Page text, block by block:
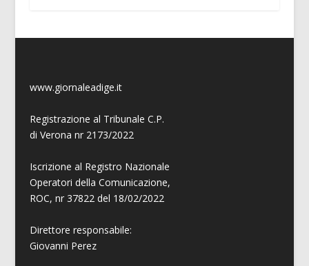
www.giornaleadige.it
Registrazione al Tribunale C.P.
di Verona nr 2173/2022
Iscrizione al Registro Nazionale
Operatori della Comunicazione,
ROC, nr 37822 del 18/02/2022
Direttore responsabile:
Giovanni Perez